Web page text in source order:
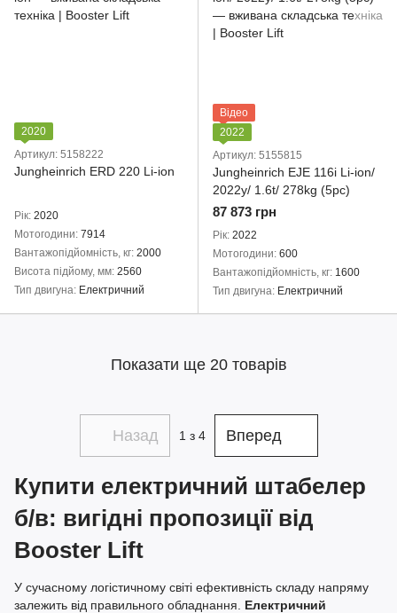
2020
Артикул: 5158222
Jungheinrich ERD 220 Li-ion
Рік 2020
Мотогодини 7914
Вантажопідйомність, кг 2000
Висота підйому, мм 2560
Тип двигуна Електричний
Відео
2022
Артикул: 5155815
Jungheinrich EJE 116i Li-ion/
2022y/ 1.6t/ 278kg (5pc)
87 873 грн
Рік 2022
Мотогодини 600
Вантажопідйомність, кг 1600
Тип двигуна Електричний
Показати ще 20 товарів
Назад 1 з 4 Вперед
Купити електричний штабелер
б/в: вигідні пропозиції від
Booster Lift
У сучасному логістичному світі ефективність складу напряму
залежить від правильного обладнання. Електричний